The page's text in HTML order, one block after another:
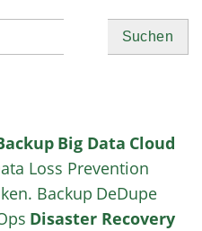
Big Data Cloud
Loss Prevention
Backup DeDupe
Disaster Recovery